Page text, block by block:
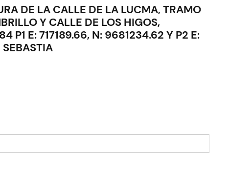
DE LA CALLE DE LA LUCMA, TRAMO
Y CALLE DE LOS HIGOS,
P1 E: 717189.66, N: 9681234.62 Y P2 E: